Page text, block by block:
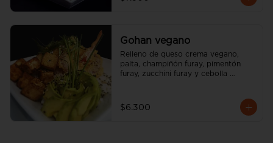
Gohan vegano
Relleno de queso crema vegano,
palta, champiñón furay, pimentón
furay, zucchini furay y cebolla
$6.300